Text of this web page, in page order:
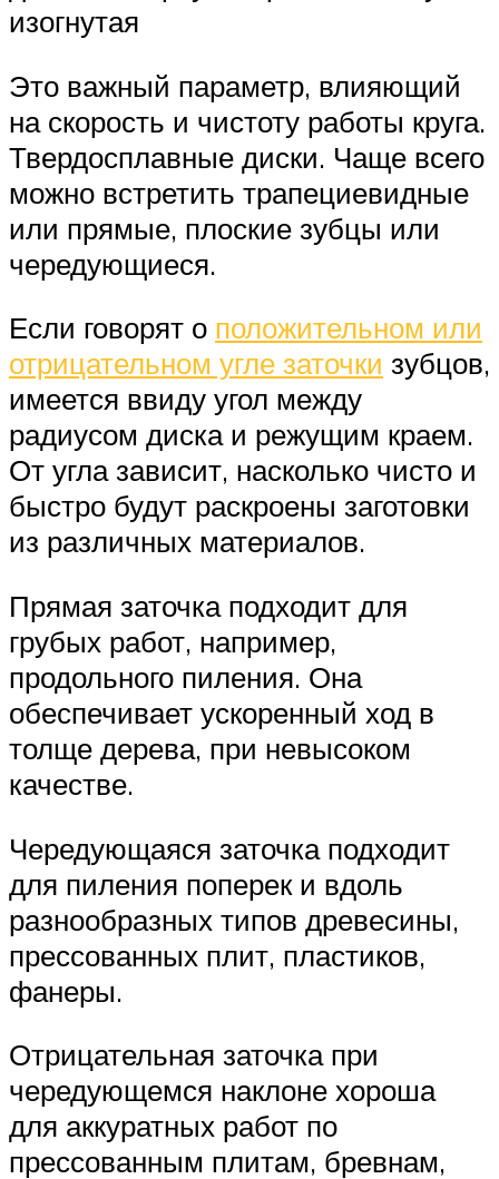
изогнутая
Это важный параметр, влияющий
на скорость и чистоту работы круга.
Твердосплавные диски. Чаще всего
можно встретить трапециевидные
или прямые, плоские зубцы или
чередующиеся.
Если говорят о положительном или
отрицательном угле заточки зубцов,
имеется ввиду угол между
радиусом диска и режущим краем.
От угла зависит, насколько чисто и
быстро будут раскроены заготовки
из различных материалов.
Прямая заточка подходит для
грубых работ, например,
продольного пиления. Она
обеспечивает ускоренный ход в
толще дерева, при невысоком
качестве.
Чередующаяся заточка подходит
для пиления поперек и вдоль
разнообразных типов древесины,
прессованных плит, пластиков,
фанеры.
Отрицательная заточка при
чередующемся наклоне хороша
для аккуратных работ по
прессованным плитам, бревнам,